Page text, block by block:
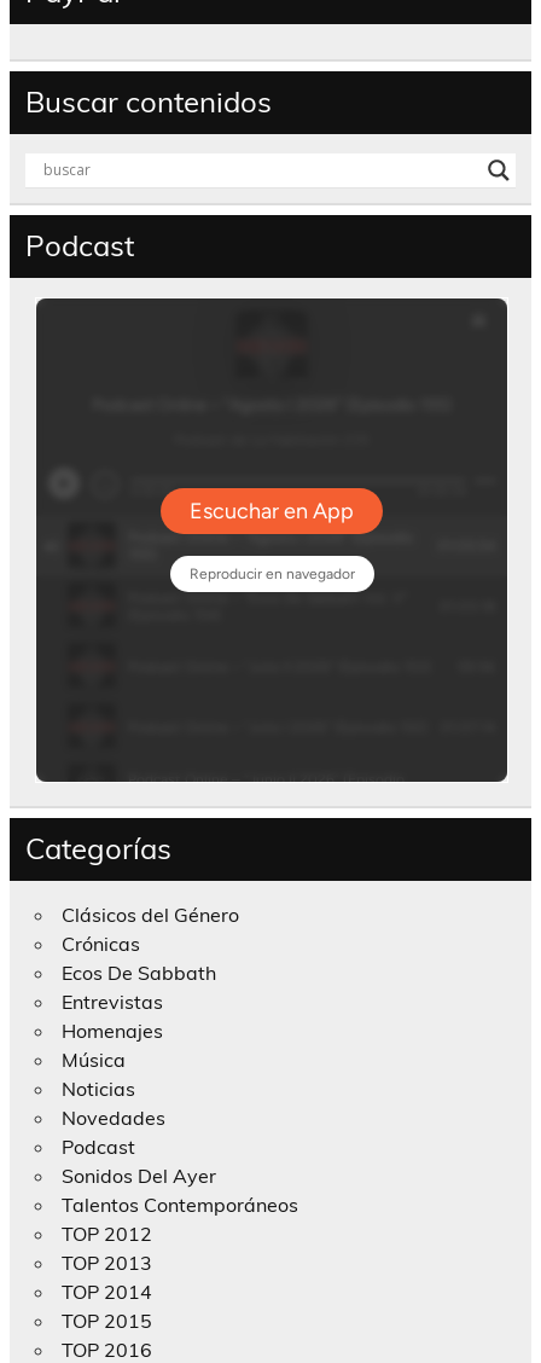
Buscar contenidos
Podcast
Categorías
Clásicos del Género
Crónicas
Ecos De Sabbath
Entrevistas
Homenajes
Música
Noticias
Novedades
Podcast
Sonidos Del Ayer
Talentos Contemporáneos
TOP 2012
TOP 2013
TOP 2014
TOP 2015
TOP 2016